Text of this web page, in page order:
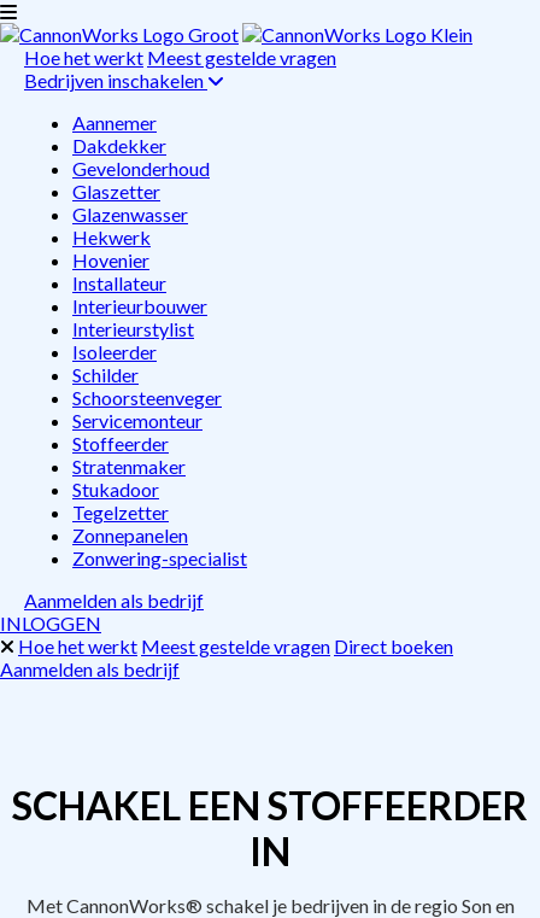
Hoe het werkt Meest gestelde vragen
Bedrijven inschakelen
Aannemer
Dakdekker
Gevelonderhoud
Glaszetter
Glazenwasser
Hekwerk
Hovenier
Installateur
Interieurbouwer
Interieurstylist
Isoleerder
Schilder
Schoorsteenveger
Servicemonteur
Stoffeerder
Stratenmaker
Stukadoor
Tegelzetter
Zonnepanelen
Zonwering-specialist
Aanmelden als bedrijf
INLOGGEN
Hoe het werkt Meest gestelde vragen Direct boeken
Aanmelden als bedrijf
SCHAKEL EEN STOFFEERDER
IN
Met CannonWorks® schakel je bedrijven in de regio Son en